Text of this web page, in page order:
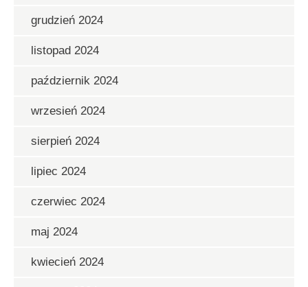
grudzień 2024
listopad 2024
październik 2024
wrzesień 2024
sierpień 2024
lipiec 2024
czerwiec 2024
maj 2024
kwiecień 2024